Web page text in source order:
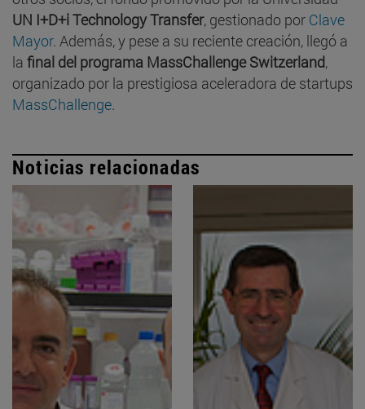
UN I+D+i Technology Transfer, gestionado por Clave
Mayor. Además, y pese a su reciente creación, llegó a
la final del programa MassChallenge Switzerland,
organizado por la prestigiosa aceleradora de startups
MassChallenge.
Noticias relacionadas